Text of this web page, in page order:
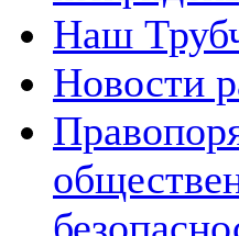
Наш
Новости